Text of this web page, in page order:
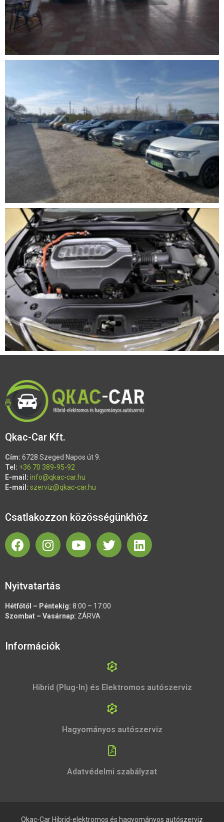
Qkac-Car Kft.
Cím: 6728 Szeged Napos út 9.
Tel: +36 70 389-95-92
E-mail: info@qkac-car.hu
E-mail: szerviz@qkac-car.hu
Csatlakozzon közösségünkhöz
Nyitvatartás
Hétfőtől – Péntekig: 8:00 – 17:00
Szombat – Vasárnap: ZÁRVA
Információk
Hibrid (Plug-In) és Elektromos autószerviz
Hagyományos autószerviz
Adatvédelmi szabályzat
Qkac-Car Hibrid-elektromos és hagyományos autószerviz